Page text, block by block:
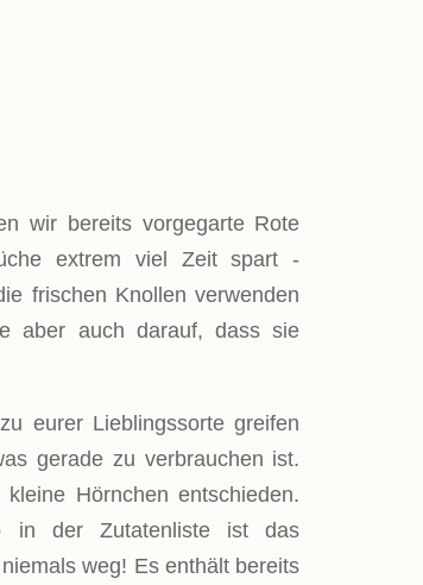
wir bereits vorgegarte Rote
extrem viel Zeit spart -
frischen Knollen verwenden
aber auch darauf, dass sie
eurer Lieblingssorte greifen
gerade zu verbrauchen ist.
Hörnchen entschieden.
in der Zutatenliste ist das
weg! Es enthält bereits